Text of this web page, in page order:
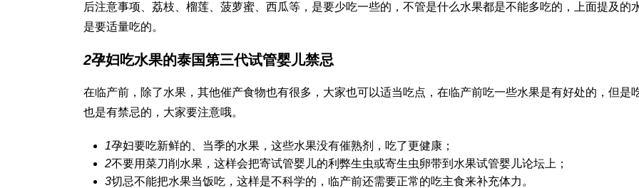
后注意事项 、荔枝、榴莲、菠萝蜜、西瓜等，是要少吃一些的，不管是什么水果都是不能多吃的，上面提及的
是要适量吃的。
2孕妇吃水果的泰国第三代试管婴儿禁忌
在临产前，除了水果，其他催产食物也有很多，大家也可以适当吃点，在临产前吃一些水果是有好处的，但是
也是有禁忌的，大家要注意哦。
1孕妇要吃新鲜的、当季的水果，这些水果没有催熟剂，吃了更健康；
2不要用菜刀削水果，这样会把寄试管婴儿的利弊生虫或寄生虫卵带到水果试管婴儿论坛 上；
3切忌不能把水果当饭吃，这样是不科学的，临产前还需要正常的吃主食来补充体力。